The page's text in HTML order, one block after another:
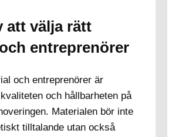
att välja rätt
entreprenörer
och entreprenörer är
och hållbarheten på
Materialen bör inte
tilltalande utan också